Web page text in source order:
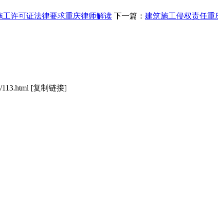
工许可证法律要求重庆律师解读 下一篇： 建筑施工侵权责任重
[复制链接]